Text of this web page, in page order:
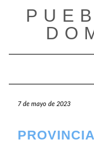
7 de mayo de 2023